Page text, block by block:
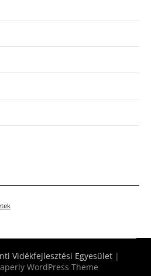
Vidékfejlesztési Egyesület |
WordPress Theme